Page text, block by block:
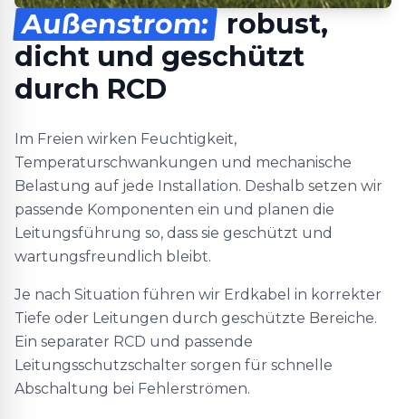
Außenstrom: robust,
dicht und geschützt
durch RCD
Im Freien wirken Feuchtigkeit,
Temperaturschwankungen und mechanische
Belastung auf jede Installation. Deshalb setzen wir
passende Komponenten ein und planen die
Leitungsführung so, dass sie geschützt und
wartungsfreundlich bleibt.
Je nach Situation führen wir Erdkabel in korrekter
Tiefe oder Leitungen durch geschützte Bereiche.
Ein separater RCD und passende
Leitungsschutzschalter sorgen für schnelle
Abschaltung bei Fehlerströmen.